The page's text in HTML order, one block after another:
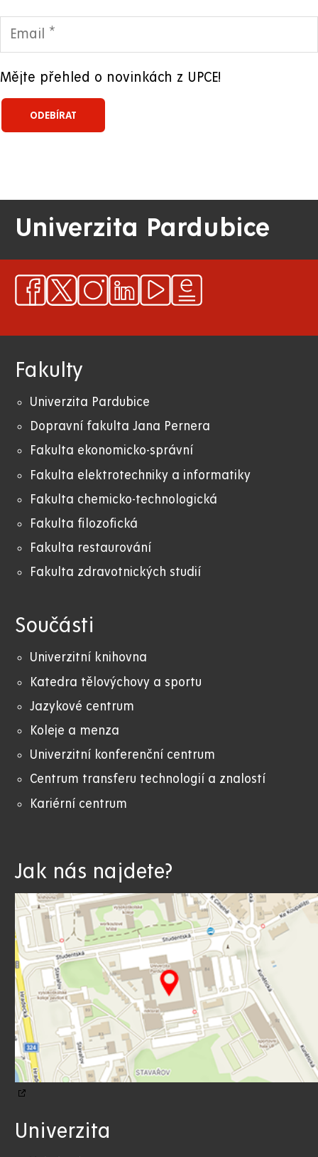
Mějte přehled o novinkách z UPCE!
Univerzita Pardubice
Fakulty
Univerzita Pardubice
Dopravní fakulta Jana Pernera
Fakulta ekonomicko-správní
Fakulta elektrotechniky a informatiky
Fakulta chemicko-technologická
Fakulta filozofická
Fakulta restaurování
Fakulta zdravotnických studií
Součásti
Univerzitní knihovna
Katedra tělovýchovy a sportu
Jazykové centrum
Koleje a menza
Univerzitní konferenční centrum
Centrum transferu technologií a znalostí
Kariérní centrum
Jak nás najdete?
Univerzita